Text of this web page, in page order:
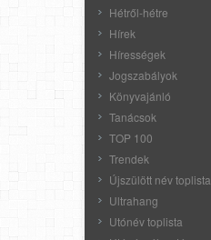
Hétről-hétre
Hírek
Hírességek
Jogszabályok
Könyvajánló
Tanácsok
TOP 100
Trendek
Újszülött név toplista
Ultrahang
Utónév toplista